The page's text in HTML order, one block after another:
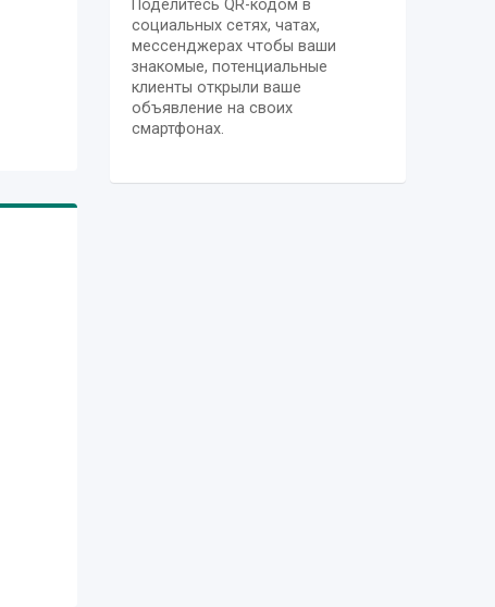
Поделитесь QR-кодом в
социальных сетях, чатах,
мессенджерах чтобы ваши
знакомые, потенциальные
клиенты открыли ваше
объявление на своих
смартфонах.